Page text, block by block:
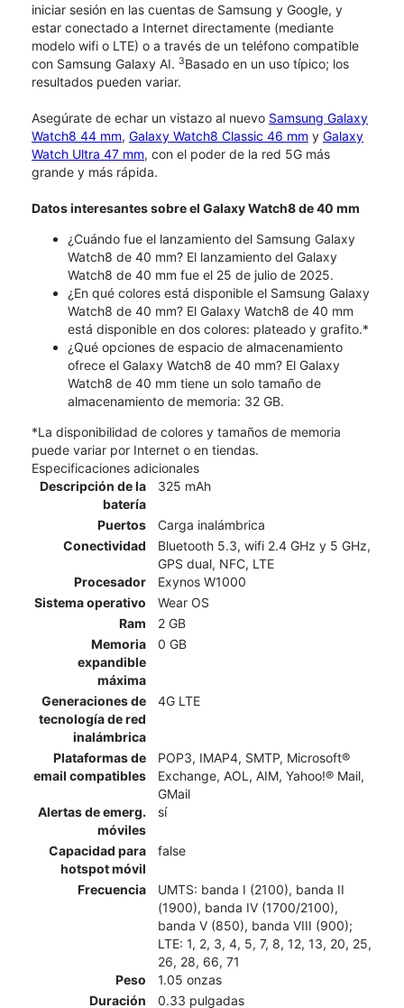
iniciar sesión en las cuentas de Samsung y Google, y
estar conectado a Internet directamente (mediante
modelo wifi o LTE) o a través de un teléfono compatible
con Samsung Galaxy AI. 3Basado en un uso típico; los
resultados pueden variar.
Asegúrate de echar un vistazo al nuevo Samsung Galaxy
Watch8 44 mm, Galaxy Watch8 Classic 46 mm y Galaxy
Watch Ultra 47 mm, con el poder de la red 5G más
grande y más rápida.
Datos interesantes sobre el Galaxy Watch8 de 40 mm
¿Cuándo fue el lanzamiento del Samsung Galaxy
Watch8 de 40 mm? El lanzamiento del Galaxy
Watch8 de 40 mm fue el 25 de julio de 2025.
¿En qué colores está disponible el Samsung Galaxy
Watch8 de 40 mm? El Galaxy Watch8 de 40 mm
está disponible en dos colores: plateado y grafito.*
¿Qué opciones de espacio de almacenamiento
ofrece el Galaxy Watch8 de 40 mm? El Galaxy
Watch8 de 40 mm tiene un solo tamaño de
almacenamiento de memoria: 32 GB.
*La disponibilidad de colores y tamaños de memoria
puede variar por Internet o en tiendas.
Especificaciones adicionales
Descripción de la
batería
325 mAh
Puertos
Carga inalámbrica
Conectividad
Bluetooth 5.3, wifi 2.4 GHz y 5 GHz,
GPS dual, NFC, LTE
Procesador
Exynos W1000
Sistema operativo
Wear OS
Ram
2 GB
Memoria
expandible
máxima
0 GB
Generaciones de
tecnología de red
inalámbrica
4G LTE
Plataformas de
email compatibles
POP3, IMAP4, SMTP, Microsoft®
Exchange, AOL, AIM, Yahoo!® Mail,
GMail
Alertas de emerg.
móviles
sí
Capacidad para
hotspot móvil
false
Frecuencia
UMTS: banda I (2100), banda II
(1900), banda IV (1700/2100),
banda V (850), banda VIII (900);
LTE: 1, 2, 3, 4, 5, 7, 8, 12, 13, 20, 25,
26, 28, 66, 71
Peso
1.05 onzas
Duración
0.33 pulgadas